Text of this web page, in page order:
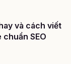
và cách viết
SEO